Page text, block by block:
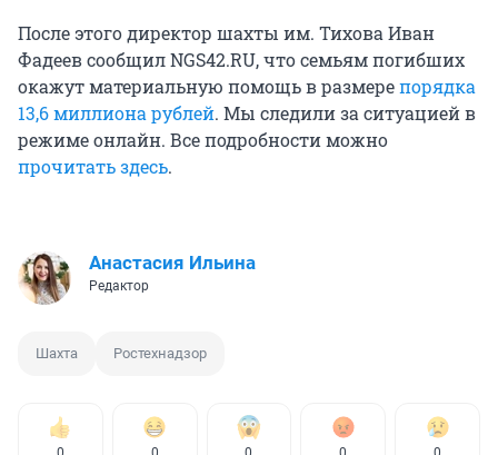
После этого директор шахты им. Тихова Иван
Фадеев сообщил NGS42.RU, что семьям погибших
окажут материальную помощь в размерепорядка
13,6 миллиона рублей. Мы следили за ситуацией в
режиме онлайн. Все подробности можно
прочитать здесь.
Анастасия Ильина
Редактор
Шахта Ростехнадзор